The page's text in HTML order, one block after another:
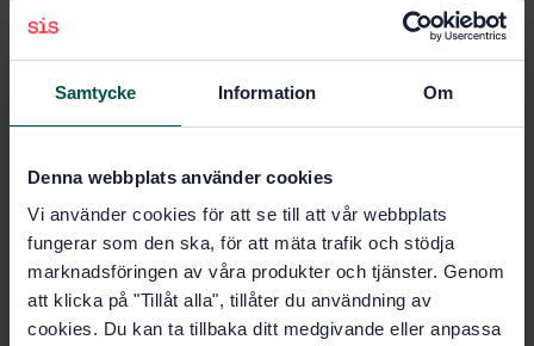
Samtycke Information Om
Denna webbplats använder cookies
Vi använder cookies för att se till att vår webbplats
fungerar som den ska, för att mäta trafik och stödja
marknadsföringen av våra produkter och tjänster. Genom
att klicka på "Tillåt alla", tillåter du användning av
cookies. Du kan ta tillbaka ditt medgivande eller anpassa
Köp denna standard
TEKNISKA RAPPORTER · SIS-CEN/TR 15419:2006
Skyddskläder - Vägledning vid val, användning,
skötsel och underhåll av skyddskläder till skydd mot
kemikalier